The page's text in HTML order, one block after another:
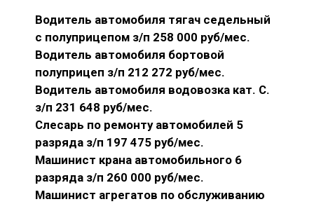
Водитель автомобиля тягач седельный
с полуприцепом з/п 258 000 руб/мес.
Водитель автомобиля бортовой
полуприцеп з/п 212 272 руб/мес.
Водитель автомобиля водовозка кат. С.
з/п 231 648 руб/мес.
Слесарь по ремонту автомобилей 5
разряда з/п 197 475 руб/мес.
Машинист крана автомобильного 6
разряда з/п 260 000 руб/мес.
Машинист агрегатов по обслуживанию